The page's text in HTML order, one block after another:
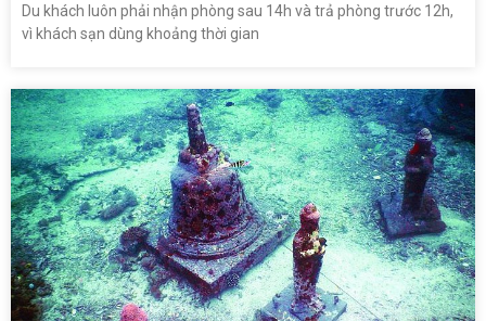
Du khách luôn phải nhận phòng sau 14h và trả phòng trước 12h,
vì khách sạn dùng khoảng thời gian